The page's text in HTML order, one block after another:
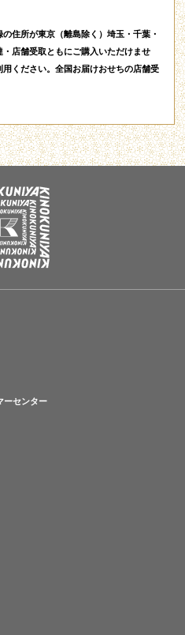
住所が東京（離島除く）埼玉・千葉・
店舗受取ともにご購入いただけませ
ください。全国お届けおせちの店舗受
ーセンター